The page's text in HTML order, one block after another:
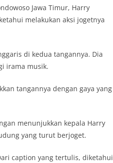
Jawa Timur, Harry
melakukan aksi jogetnya
di kedua tangannya. Dia
irama musik.
tangannya dengan gaya yang
menunjukkan kepala Harry
yang turut berjoget.
caption yang tertulis, diketahui